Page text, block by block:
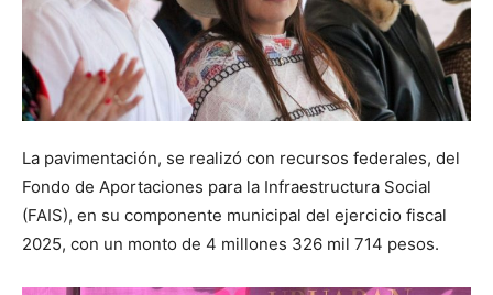
La pavimentación, se realizó con recursos federales, del
Fondo de Aportaciones para la Infraestructura Social
(FAIS), en su componente municipal del ejercicio fiscal
2025, con un monto de 4 millones 326 mil 714 pesos.